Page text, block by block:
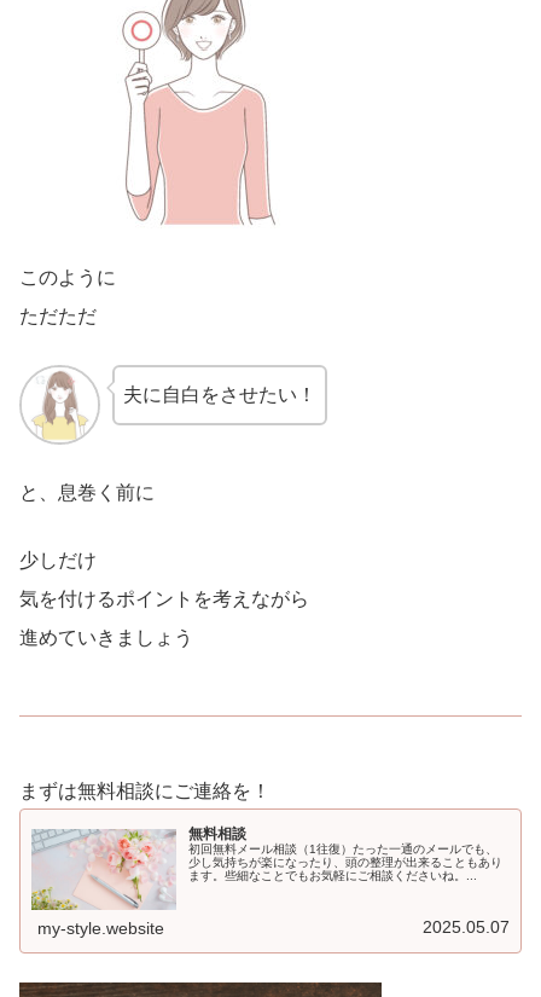
このように
ただただ
夫に自白をさせたい！
と、息巻く前に
少しだけ
気を付けるポイントを考えながら
進めていきましょう
まずは無料相談にご連絡を！
無料相談
初回無料メール相談（1往復）たった一通のメールでも、
少し気持ちが楽になったり、頭の整理が出来ることもあり
ます。些細なことでもお気軽にご相談くださいね。...
my-style.website 2025.05.07